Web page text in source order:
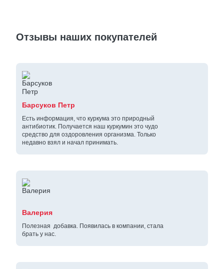
Отзывы наших покупателей
Барсуков Петр
Есть информация, что куркума это природный
антибиотик. Получается наш куркумин это чудо
средство для оздоровления организма. Только
недавно взял и начал принимать.
Валерия
Полезная добавка. Появилась в компании, стала
брать у нас.